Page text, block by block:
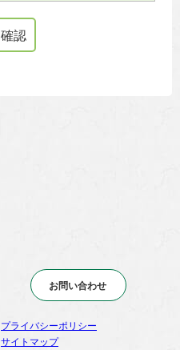
お問い合わせ
プライバシーポリシー
サイトマップ